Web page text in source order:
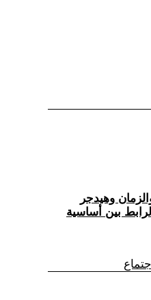
وهيدجر
بين أساسية